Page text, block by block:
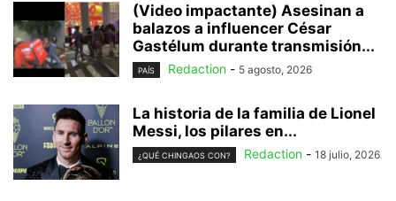
(Video impactante) Asesinan a
balazos a influencer César
Gastélum durante transmisión...
PAÍS Redaction - 5 agosto, 2026
La historia de la familia de Lionel
Messi, los pilares en...
¿QUÉ CHINGAOS CON? Redaction - 18 julio, 2026